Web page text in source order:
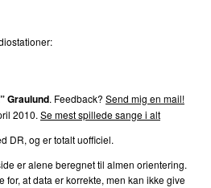
Graulund. Feedback? Send mig en mail!
2010. Se mest spillede sange i alt
DR, og er totalt uofficiel.
er alene beregnet til almen orientering.
for, at data er korrekte, men kan ikke give